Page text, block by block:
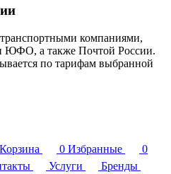
компаниями,
ЮФО, а также Почтой России.
по тарифам выбранной
Корзина 0 Избранные
0
Услуги
Бренды